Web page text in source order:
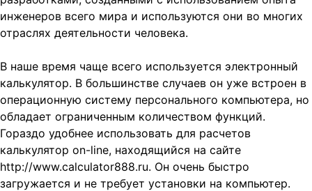
инженеров всего мира и используются они во многих
отраслях деятельности человека.
В наше время чаще всего используется электронный
калькулятор. В большинстве случаев он уже встроен в
операционную систему персонального компьютера, но
обладает ограниченным количеством функций.
Гораздо удобнее использовать для расчетов
калькулятор on-line, находящийся на сайте
http://www.calculator888.ru. Он очень быстро
загружается и не требует установки на компьютер.